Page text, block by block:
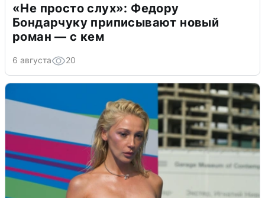
«Не просто слух»: Федору
Бондарчуку приписывают новый
роман — с кем
6 августа 20